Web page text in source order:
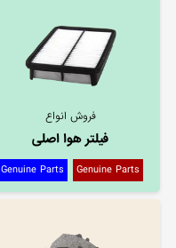
فروش انواع
فیلتر هوا اصلی
Genuine Parts
Genuine Parts